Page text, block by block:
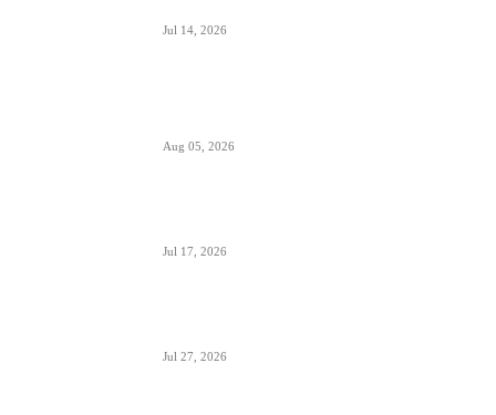
Jul 14, 2026
Aug 05, 2026
Jul 17, 2026
Jul 27, 2026